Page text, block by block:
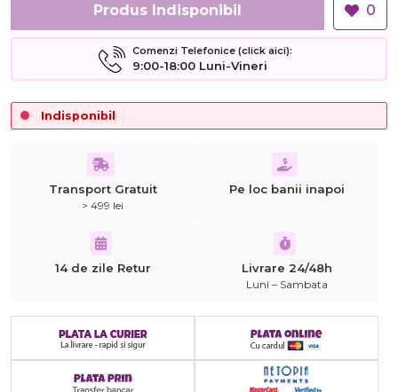
Produs Indisponibil 0
Comenzi Telefonice (click aici):
9:00-18:00 Luni-Vineri
Indisponibil
Transport Gratuit
> 499 lei
Pe loc banii inapoi
14 de zile Retur Livrare 24/48h
Luni – Sambata